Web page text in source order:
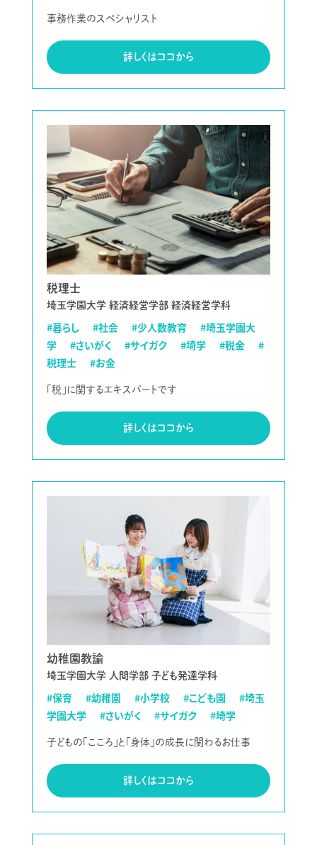
事務作業のスペシャリスト
詳しくはココから
税理士
埼玉学園大学 経済経営学部 経済経営学科
#暮らし #社会 #少人数教育
#埼玉学園大
学
#さいがく #サイガク #埼学 #税金
#
税理士
#お金
「税」に関するエキスパートです
詳しくはココから
幼稚園教諭
埼玉学園大学 人間学部 子ども発達学科
#保育 #幼稚園 #小学校 #こども園
#埼玉
学園大学
#さいがく #サイガク #埼学
子どもの「こころ」と「身体」の成長に関わるお仕事
詳しくはココから